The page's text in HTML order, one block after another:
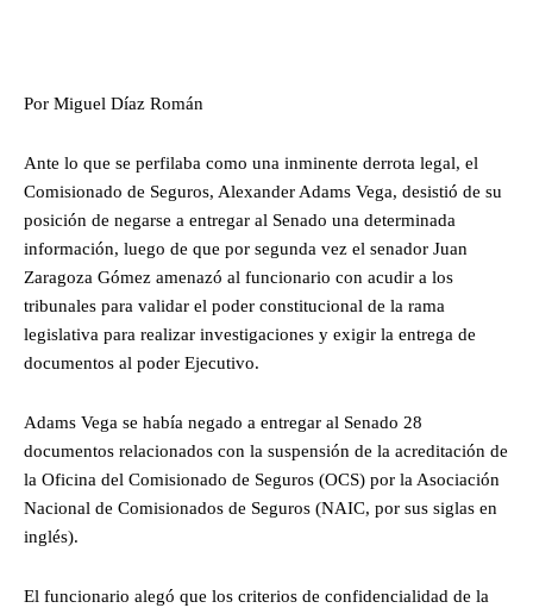
Por Miguel Díaz Román
Ante lo que se perfilaba como una inminente derrota legal, el
Comisionado de Seguros, Alexander Adams Vega, desistió de su
posición de negarse a entregar al Senado una determinada
información, luego de que por segunda vez el senador Juan
Zaragoza Gómez amenazó al funcionario con acudir a los
tribunales para validar el poder constitucional de la rama
legislativa para realizar investigaciones y exigir la entrega de
documentos al poder Ejecutivo.
Adams Vega se había negado a entregar al Senado 28
documentos relacionados con la suspensión de la acreditación de
la Oficina del Comisionado de Seguros (OCS) por la Asociación
Nacional de Comisionados de Seguros (NAIC, por sus siglas en
inglés).
El funcionario alegó que los criterios de confidencialidad de la